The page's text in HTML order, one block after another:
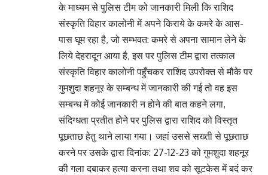
के माध्यम से पुलिस टीम को जानकारी मिली कि राशिद
संस्कृति विहार कालोनी में अपने किराये के कमरे के आस-
पास घूम रहा है, जो सम्भवत: कमरे से अपना सामान लेने के
लिये देहरादून आया है, इस पर पुलिस टीम द्वारा तत्काल
संस्कृति विहार कालोनी पहुँचकर राशिद उपरोक्त से मौके पर
गुमशुदा शहनूर के सम्बन्ध में जानकारी की गई तो वह इस
सम्बन्ध में कोई जानकारी न होने की बात कहने लगा,
संदिग्धता प्रतीत होने पर पुलिस द्वारा राशिद को विस्तृत
पूछताछ हेतु थाने लाया गया। जहां उससे सख्ती से पूछताछ
करने पर उसके द्वारा दिनांक: 27-12-23 को गुमशुदा शहनूर
की गला दबाकर हत्या करना तथा शव को सूटकेस में बदं कर